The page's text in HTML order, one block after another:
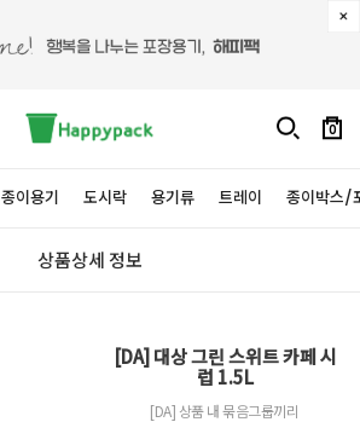
0
종이용기 도시락 용기류 트레이 종이박스/
상품상세 정보
[DA] 대상 그린 스위트 카페 시
럽 1.5L
[DA] 상품 내 묶음그룹끼리